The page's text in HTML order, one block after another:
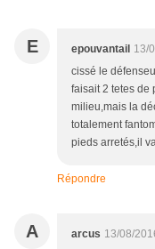
E epouvantail 13/
cissé le
faisait 2 tetes de
milieu,mais la
totalement
pieds arretés,il
Répondre
A arcus 13/08/